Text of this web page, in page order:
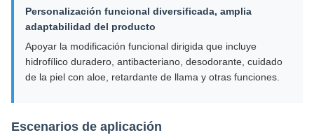
Personalización funcional diversificada, amplia
adaptabilidad del producto
Apoyar la modificación funcional dirigida que incluye
hidrofílico duradero, antibacteriano, desodorante, cuidado
de la piel con aloe, retardante de llama y otras funciones.
Escenarios de aplicación